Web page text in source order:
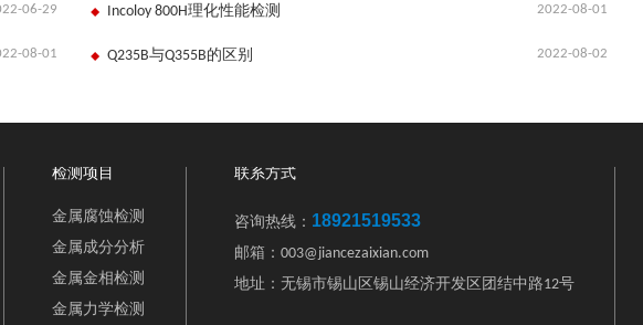
06-29 2022-08-01
Incoloy 800H理化性能检测
08-01 2022-08-02
Q235B与Q355B的区别
检测项目
金属腐蚀检测
金属成分分析
金属金相检测
金属力学检测
联系方式
咨询热线： 18921519533
邮箱：003@jiancezaixian.com
地址：无锡市锡山区锡山经济开发区团结中路12号